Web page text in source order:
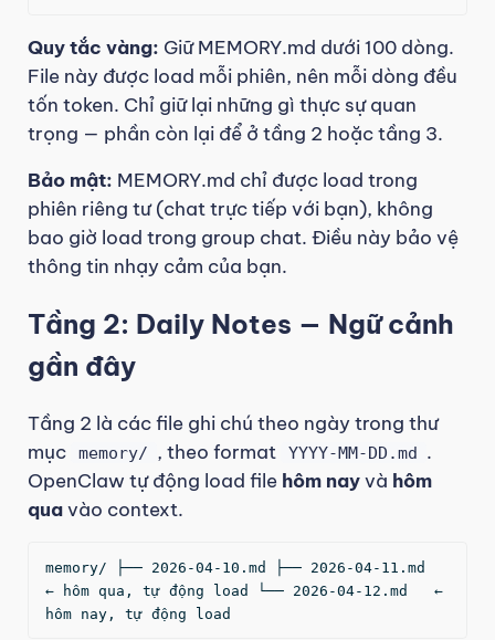
Quy tắc vàng: Giữ MEMORY.md dưới 100 dòng.
File này được load mỗi phiên, nên mỗi dòng đều
tốn token. Chỉ giữ lại những gì thực sự quan
trọng — phần còn lại để ở tầng 2 hoặc tầng 3.
Bảo mật: MEMORY.md chỉ được load trong
phiên riêng tư (chat trực tiếp với bạn), không
bao giờ load trong group chat. Điều này bảo vệ
thông tin nhạy cảm của bạn.
Tầng 2: Daily Notes — Ngữ cảnh
gần đây
Tầng 2 là các file ghi chú theo ngày trong thư
mục
memory/ , theo format YYYY-MM-DD.md .
OpenClaw tự động load file hôm nayvà hôm
quavào context.
memory/ ├── 2026-04-10.md ├── 2026-04-11.md
← hôm qua, tự động load └── 2026-04-12.md   ←
hôm nay, tự động load